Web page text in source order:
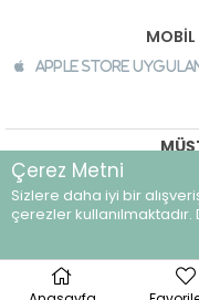
Apple Store
©
Çerez Metni
Sizlere daha iyi bir
çerezler kullanılmaktadır.